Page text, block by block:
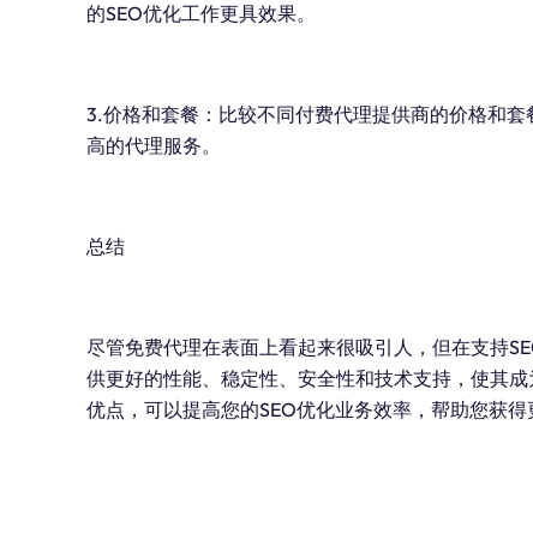
的SEO优化工作更具效果。
3.价格和套餐：比较不同付费代理提供商的价格和
高的代理服务。
总结
尽管免费代理在表面上看起来很吸引人，但在支持
供更好的性能、稳定性、安全性和技术支持，使其
优点，可以提高您的SEO优化业务效率，帮助您获得